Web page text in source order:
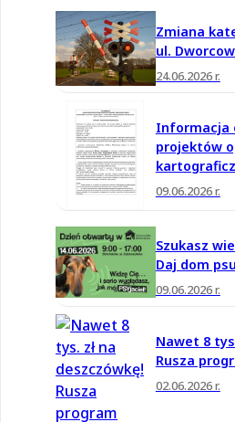
Zmiana
ul.
24.06.2026 r.
Informacja
projektów
09.06.2026 r.
Szukasz
Daj dom
09.06.2026 r.
Nawet 8
Rusza
02.06.2026 r.